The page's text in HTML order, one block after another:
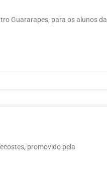
Guararapes, para os alunos da
promovido pela